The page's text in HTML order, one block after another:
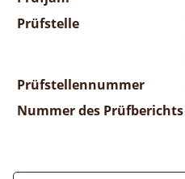
Prüfstelle
Prüfstellennummer
Nummer des Prüfberichts